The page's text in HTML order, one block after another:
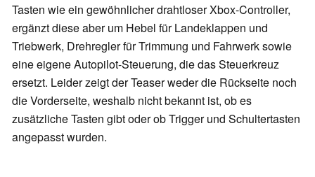
Tasten wie ein gewöhnlicher drahtloser Xbox-Controller,
ergänzt diese aber um Hebel für Landeklappen und
Triebwerk, Drehregler für Trimmung und Fahrwerk sowie
eine eigene Autopilot-Steuerung, die das Steuerkreuz
ersetzt. Leider zeigt der Teaser weder die Rückseite noch
die Vorderseite, weshalb nicht bekannt ist, ob es
zusätzliche Tasten gibt oder ob Trigger und Schultertasten
angepasst wurden.